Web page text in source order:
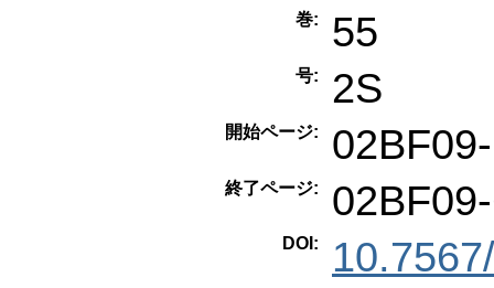
巻: 55
号: 2S
開始ページ:
終了ページ:
DOI: